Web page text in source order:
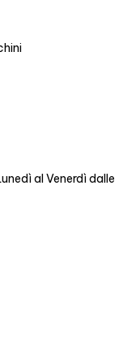
al Venerdì dalle